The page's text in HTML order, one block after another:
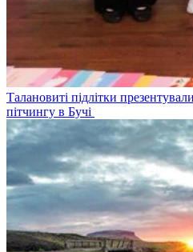
Талановиті підлітки презентували
пітчингу в Бучі